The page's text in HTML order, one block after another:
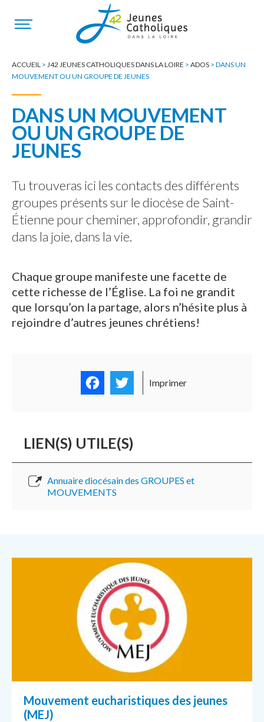
ACCUEIL > J42 JEUNES CATHOLIQUES DANS LA LOIRE > ADOS > DANS UN
MOUVEMENT OU UN GROUPE DE JEUNES
DANS UN MOUVEMENT
OU UN GROUPE DE
JEUNES
Tu trouveras ici les contacts des différents
groupes présents sur le diocèse de Saint-
Étienne pour cheminer, approfondir, grandir
dans la joie, dans la vie.
Chaque groupe manifeste une facette de
cette richesse de l’Église. La foi ne grandit
que lorsqu’on la partage, alors n’hésite plus à
rejoindre d’autres jeunes chrétiens!
FacebookTwitter
Imprimer
LIEN(S) UTILE(S)
Annuaire diocésain des GROUPES et
MOUVEMENTS
Mouvement eucharistiques des jeunes
(MEJ)